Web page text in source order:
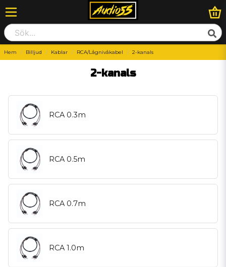
Hem Billjud Kablar RCA/Lågnivåkabel 2-kanals
2-kanals
RCA 0.3m
RCA 0.5m
RCA 0.7m
RCA 1.0m